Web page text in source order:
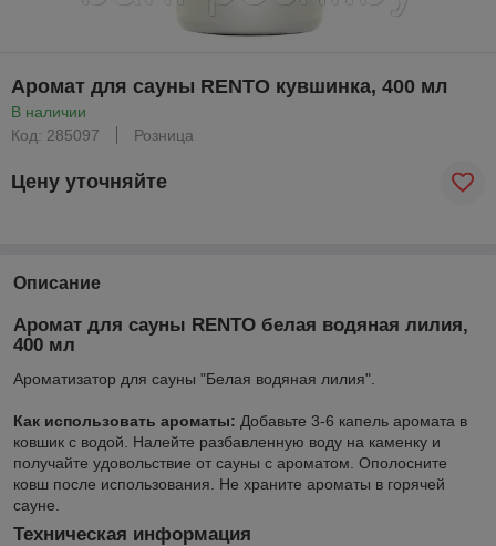
Аромат для сауны RENTO кувшинка, 400 мл
В наличии
Код: 285097
Розница
Цену уточняйте
Описание
Аромат для сауны RENTO белая водяная лилия,
400 мл
Ароматизатор для сауны "Белая водяная лилия".
Как использовать ароматы: Добавьте 3-6 капель аромата в
ковшик с водой. Налейте разбавленную воду на каменку и
получайте удовольствие от сауны с ароматом. Ополосните
ковш после использования. Не храните ароматы в горячей
сауне.
Техническая информация